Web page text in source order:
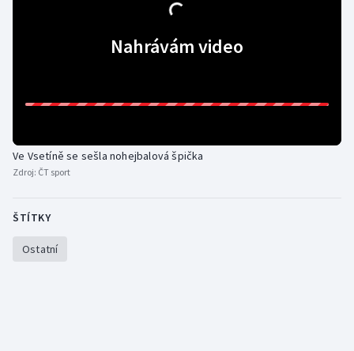
Gymnastika
Jezdectví
Judo
Krasobruslení
Nahrávám video
Ve Vsetíně se sešla nohejbalová špička
Zdroj: ČT sport
ŠTÍTKY
Ostatní